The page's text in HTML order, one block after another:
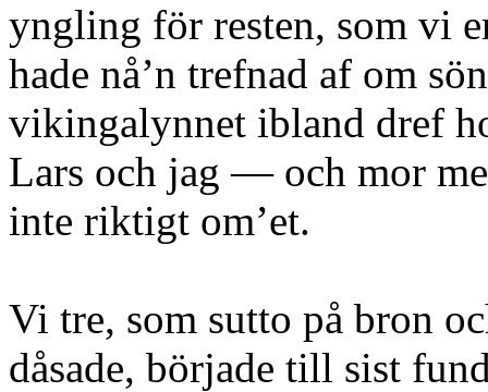
yngling för resten, som vi
hade nå’n trefnad af om
vikingalynnet ibland dref
Lars och jag — och mor
inte riktigt om’et.
Vi tre, som sutto på bron
dåsade, började till sist